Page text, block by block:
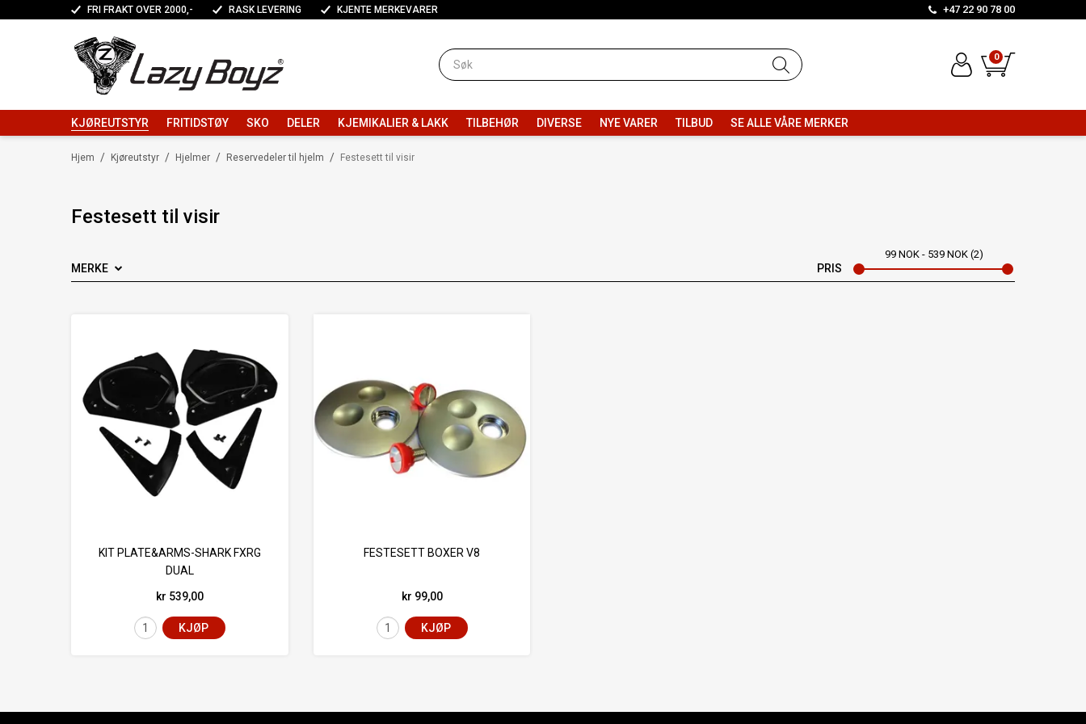
FRI FRAKT OVER 2000,- RASK LEVERING KJENTE MERKEVARER +47 22 90 78 00
0
KJØREUTSTYR FRITIDSTØY SKO DELER KJEMIKALIER & LAKK TILBEHØR DIVERSE NYE VARER TILBUD SE ALLE VÅRE MERKER
/
Hjem /
Kjøreutstyr /
Hjelmer /
Reservedeler til hjelm Festesett til visir
Festesett til visir
MERKE PRIS
99 NOK 539 NOK 2
KIT PLATE&ARMS-SHARK FXRG
DUAL
kr 539,00
KJØP
FESTESETT BOXER V8
kr 99,00
KJØP